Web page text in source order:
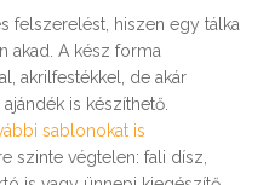
felszerelést, hiszen egy tálka
akad. A kész forma
akrilfestékkel, de akár
is készíthető.
sablonokat is
szinte végtelen: fali dísz,